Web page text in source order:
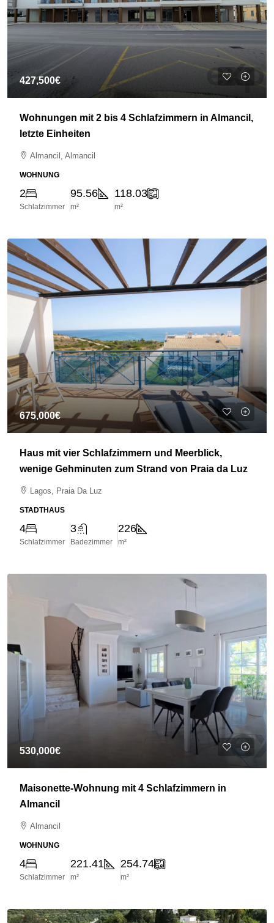
427,500€
Wohnungen mit 2 bis 4 Schlafzimmern in Almancil,
letzte Einheiten
Almancil, Almancil
WOHNUNG
2
Schlafzimmer
95.56
m²
118.03
m²
675,000€
Haus mit vier Schlafzimmern und Meerblick,
wenige Gehminuten zum Strand von Praia da Luz
Lagos, Praia Da Luz
STADTHAUS
4
Schlafzimmer
3
Badezimmer
226
m²
530,000€
Maisonette-Wohnung mit 4 Schlafzimmern in
Almancil
Almancil
WOHNUNG
4
Schlafzimmer
221.41
m²
254.74
m²